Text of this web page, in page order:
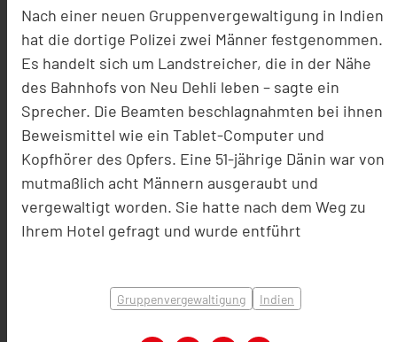
Nach einer neuen Gruppenvergewaltigung in Indien
hat die dortige Polizei zwei Männer festgenommen.
Es handelt sich um Landstreicher, die in der Nähe
des Bahnhofs von Neu Dehli leben – sagte ein
Sprecher. Die Beamten beschlagnahmten bei ihnen
Beweismittel wie ein Tablet-Computer und
Kopfhörer des Opfers. Eine 51-jährige Dänin war von
mutmaßlich acht Männern ausgeraubt und
vergewaltigt worden. Sie hatte nach dem Weg zu
Ihrem Hotel gefragt und wurde entführt
Gruppenvergewaltigung Indien